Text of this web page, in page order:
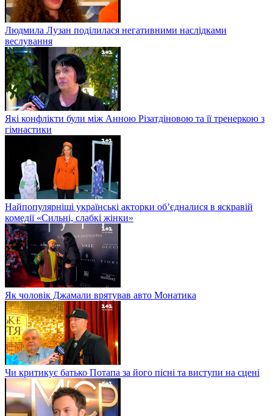
Людмила Лузан поділилася негативними наслідками
веслування
Які конфлікти були між Анною Різатдіновою та її тренеркою з
гімнастики
Найпопулярніші українські акторки об’єдналися в яскравій
комедії «Сильні, слабкі жінки»
Як чоловік Джамали врятував авто Монатика
Чи критикує батько Потапа за його пісні та виступи на сцені